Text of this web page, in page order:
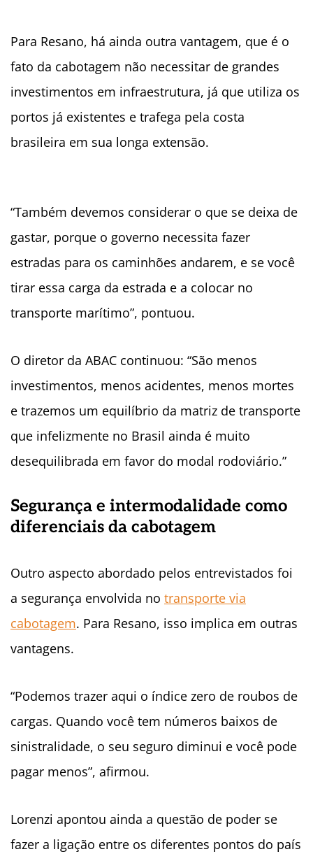
Para Resano, há ainda outra vantagem, que é o
fato da cabotagem não necessitar de grandes
investimentos em infraestrutura, já que utiliza os
portos já existentes e trafega pela costa
brasileira em sua longa extensão.
“Também devemos considerar o que se deixa de
gastar, porque o governo necessita fazer
estradas para os caminhões andarem, e se você
tirar essa carga da estrada e a colocar no
transporte marítimo”, pontuou.
O diretor da ABAC continuou: “São menos
investimentos, menos acidentes, menos mortes
e trazemos um equilíbrio da matriz de transporte
que infelizmente no Brasil ainda é muito
desequilibrada em favor do modal rodoviário.”
Segurança e intermodalidade como
diferenciais da cabotagem
Outro aspecto abordado pelos entrevistados foi
a segurança envolvida no transporte via
cabotagem. Para Resano, isso implica em outras
vantagens.
“Podemos trazer aqui o índice zero de roubos de
cargas. Quando você tem números baixos de
sinistralidade, o seu seguro diminui e você pode
pagar menos”, afirmou.
Lorenzi apontou ainda a questão de poder se
fazer a ligação entre os diferentes pontos do país